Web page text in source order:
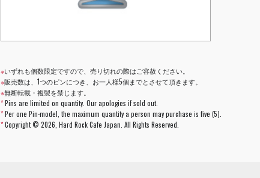
※いずれも個数限定ですので、売り切れの際はご容赦ください。
※販売数は、1つのピンにつき、お一人様5個までとさせて頂きます。
※無断転載・複製を禁じます。
*Pins are limited on quantity. Our apologies if sold out.
*Per one Pin-model, the maximum quantity a person may purchase is five (5).
*Copyright ©2026, Hard Rock Cafe Japan. All Rights Reserved.